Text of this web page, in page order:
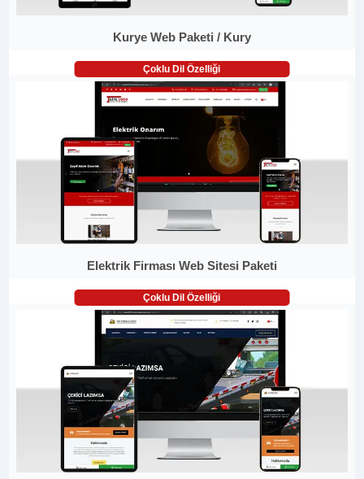
Kurye Web Paketi / Kury
Çoklu Dil Özelliği
Elektrik Firması Web Sitesi Paketi
Çoklu Dil Özelliği